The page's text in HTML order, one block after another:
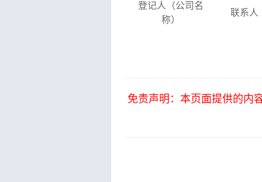
登记人（公司名
称）
联系人
免责声明：本页面提供的内